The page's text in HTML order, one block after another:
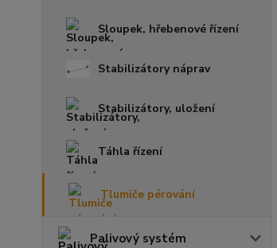
Sloupek, hřebenové řízení
Stabilizátory náprav
Stabilizátory, uložení
Táhla řízení
Tlumiče pérování
Palivový systém